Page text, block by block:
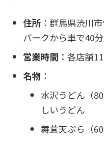
住所 ：群馬県渋川
パークから車で40分
営業時間 ：各店舗
名物 ：
水沢うどん（
しいうどん
舞茸天ぷら（